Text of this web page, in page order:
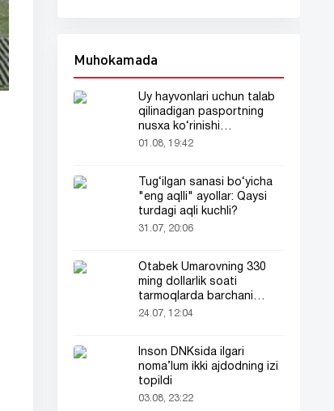
Muhokamada
Uy hayvonlari uchun talab
qilinadigan pasportning
nusxa ko‘rinishi
tarmoqlarda tarqaldi
01.08, 19:42
Tug‘ilgan sanasi bo‘yicha
"eng aqlli" ayollar: Qaysi
turdagi aqli kuchli?
31.07, 20:06
Otabek Umarovning 330
ming dollarlik soati
tarmoqlarda barchani
e’tiborini tortdi!
24.07, 12:04
Inson DNKsida ilgari
noma’lum ikki ajdodning izi
topildi
03.08, 23:22